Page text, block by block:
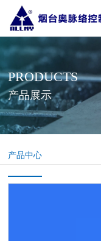
PRODUCTS
产品展示
产品中心